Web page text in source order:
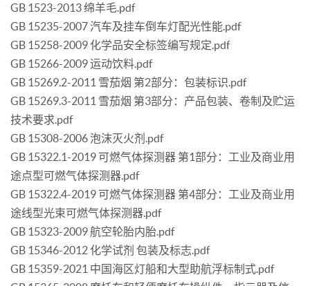
GB 1523-2013 绵羊毛.pdf
GB 15235-2007 汽车及挂车倒车灯配光性能.pdf
GB 15258-2009 化学品安全标签编写规定.pdf
GB 15266-2009 运动饮料.pdf
GB 15269.2-2011 雪茄烟 第2部分：包装标识.pdf
GB 15269.3-2011 雪茄烟 第3部分：产品包装、卷制及贮运
技术要求.pdf
GB 15308-2006 泡沫灭火剂.pdf
GB 15322.1-2019 可燃气体探测器 第1部分：工业及商业用
途点型可燃气体探测器.pdf
GB 15322.4-2019 可燃气体探测器 第4部分：工业及商业用
途线型光束可燃气体探测器.pdf
GB 15323-2009 航空轮胎内胎.pdf
GB 15346-2012 化学试剂 包装及标志.pdf
GB 15359-2021 中国海区灯船和大型助航浮标制式.pdf